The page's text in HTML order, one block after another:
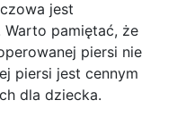
jest
Warto pamiętać, że
piersi nie
piersi jest cennym
dla dziecka.